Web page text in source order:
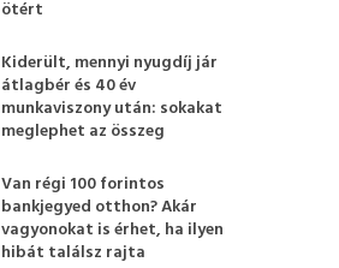
ötért
Kiderült, mennyi nyugdíj jár
átlagbér és 40 év
munkaviszony után: sokakat
meglephet az összeg
Van régi 100 forintos
bankjegyed otthon? Akár
vagyonokat is érhet, ha ilyen
hibát találsz rajta